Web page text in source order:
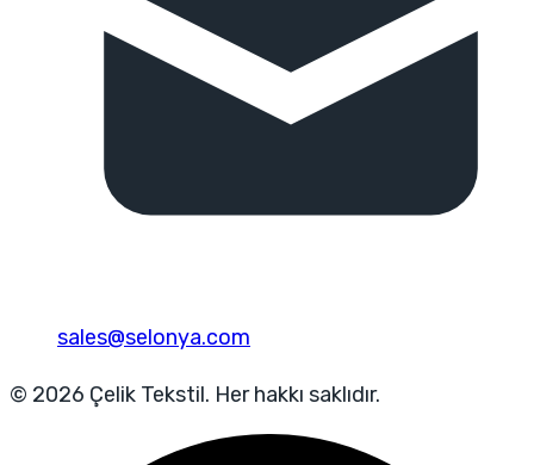
sales@selonya.com
© 2026 Çelik Tekstil. Her hakkı saklıdır.